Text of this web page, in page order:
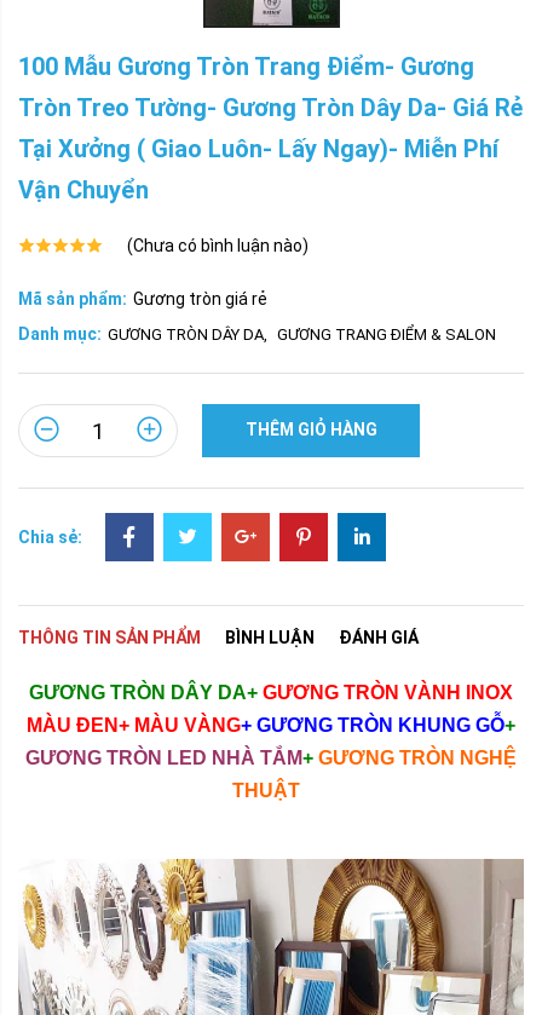
100 Mẫu Gương Tròn Trang Điểm- Gương
Tròn Treo Tường- Gương Tròn Dây Da- Giá Rẻ
Tại Xưởng ( Giao Luôn- Lấy Ngay)- Miễn Phí
Vận Chuyển
(Chưa có bình luận nào)
Mã sản phẩm: Gương tròn giá rẻ
Danh mục: GƯƠNG TRÒN DÂY DA, GƯƠNG TRANG ĐIỂM & SALON
THÊM GIỎ HÀNG
Chia sẻ:
THÔNG TIN SẢN PHẨM BÌNH LUẬN ĐÁNH GIÁ
GƯƠNG TRÒN DÂY DA+ GƯƠNG TRÒN VÀNH INOX
MÀU ĐEN+ MÀU VÀNG+ GƯƠNG TRÒN KHUNG GỖ+
GƯƠNG TRÒN LED NHÀ TẮM+ GƯƠNG TRÒN NGHỆ
THUẬT